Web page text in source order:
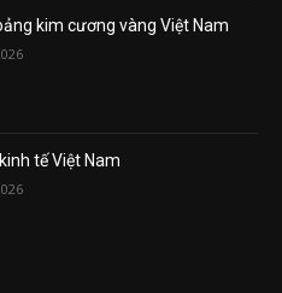
kim cương vàng Việt Nam
tế Việt Nam